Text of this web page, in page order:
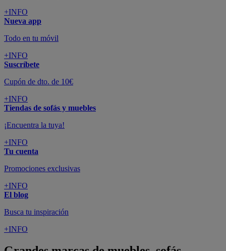
+INFO
Nueva app
Todo en tu móvil
+INFO
Suscríbete
Cupón de dto. de 10€
+INFO
Tiendas de sofás y muebles
¡Encuentra la tuya!
+INFO
Tu cuenta
Promociones exclusivas
+INFO
El blog
Busca tu inspiración
+INFO